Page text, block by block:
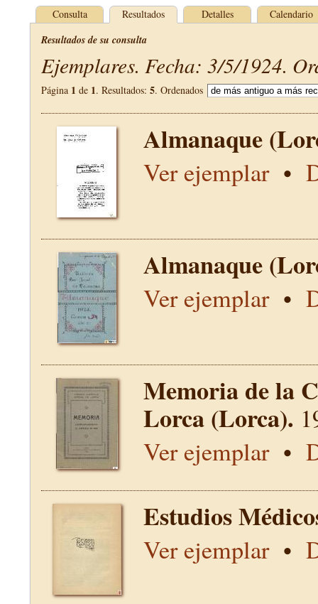
Consulta Resultados Detalles Calendario
Resultados de su consulta
Ejemplares. Fecha: 3/5/1924.
Página 1 de 1. Resultados: 5. Ordenados
Almanaque
Ver ejemplar•
Almanaque
Ver ejemplar•
Memoria de la
Lorca (Lorca).
Ver ejemplar•
Estudios
Ver ejemplar•